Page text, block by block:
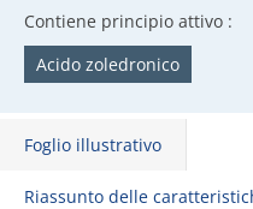
Contiene principio attivo :
Acido zoledronico
Foglio illustrativo
Riassunto delle